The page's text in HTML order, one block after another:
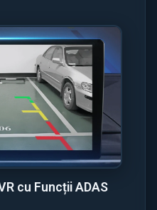
cu Funcții ADAS